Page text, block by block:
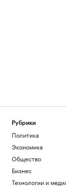
Рубрики
Политика
Экономика
Общество
Бизнес
Технологии и